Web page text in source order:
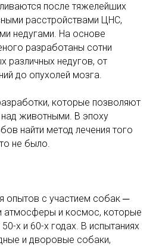
после тяжелейших
расстройствами ЦНС,
недугами. На основе
разработаны сотни
различных недугов, от
до опухолей мозга.
которые позволяют
животными. В эпоху
найти метод лечения того
не было.
опытов с участием собак ─
атмосферы и космос, которые
х и 60-х годах. В испытаниях
и дворовые собаки,